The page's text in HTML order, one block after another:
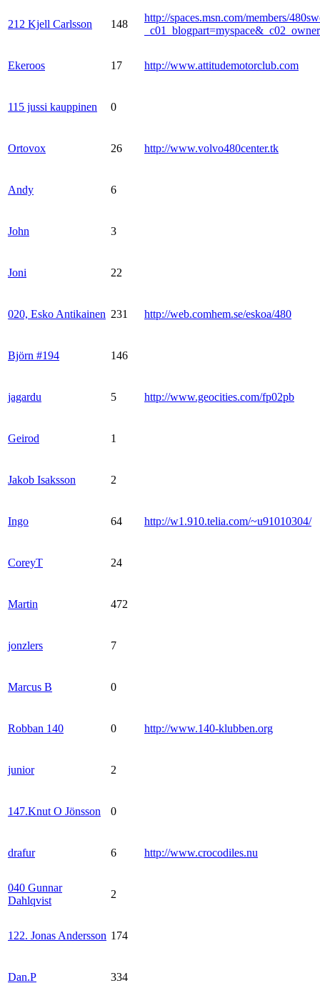
212 Kjell Carlsson 148
http://spaces.msn.com/members/
Ekeroos 17 http://www.attitudemotorclub.com
115 jussi kauppinen 0
Ortovox 26 http://www.volvo480center.tk
Andy 6
John 3
Joni 22
020, Esko Antikainen 231 http://web.comhem.se/eskoa/480
Björn #194 146
jagardu 5 http://www.geocities.com/fp02pb
Geirod 1
Jakob Isaksson 2
Ingo 64 http://w1.910.telia.com/~u91010304/
CoreyT 24
Martin 472
jonzlers 7
Marcus B 0
Robban 140 0 http://www.140-klubben.org
junior 2
147.Knut O Jönsson 0
drafur 6 http://www.crocodiles.nu
040 Gunnar
Dahlqvist
2
122. Jonas Andersson 174
Dan.P 334